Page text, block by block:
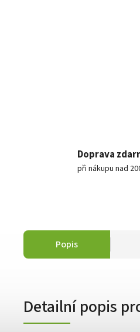
Doprava
při nákupu nad
Popis
Detailní popis